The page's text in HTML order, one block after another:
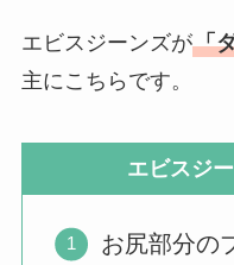
エビスジーンズが「
主にこちらです。
エビスジ
お尻部分の